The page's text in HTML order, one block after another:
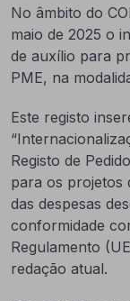
No âmbito do
maio de 2025 o
de auxílio para
PME, na
Este registo
Registo de
para os projetos
das despesas
conformidade
Regulamento
redação atual.